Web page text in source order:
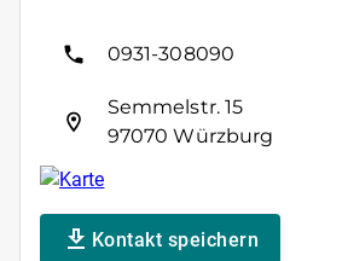
0931-308090
Semmelstr. 15
97070 Würzburg
Kontakt speichern